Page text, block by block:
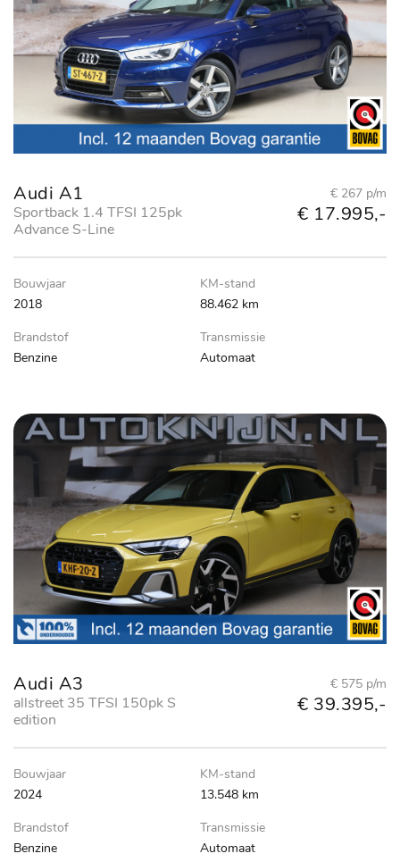
Audi A1
Sportback 1.4 TFSI 125pk
Advance S-Line
€ 267 p/m
€ 17.995,-
Bouwjaar
2018
KM-stand
88.462 km
Brandstof
Benzine
Transmissie
Automaat
Audi A3
allstreet 35 TFSI 150pk S
edition
€ 575 p/m
€ 39.395,-
Bouwjaar
2024
KM-stand
13.548 km
Brandstof
Benzine
Transmissie
Automaat